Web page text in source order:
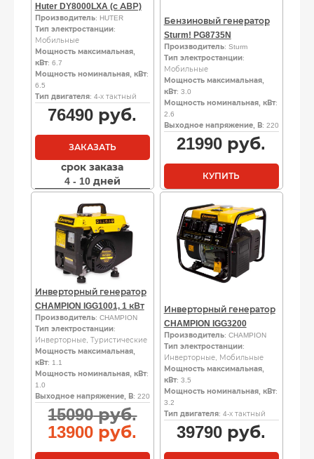
Huter DY8000LXA (с АВР)
Производитель: HUTER
Тип электростанции:
Мобильные
Мощность максимальная,
кВт: 6.7
Мощность номинальная, кВт:
6.5
Тип двигателя: 4-х тактный
76490 руб.
ЗАКАЗАТЬ
срок заказа
4 - 10 дней
Бензиновый генератор
Sturm! PG8735N
Производитель: Sturm
Тип электростанции:
Мобильные
Мощность максимальная,
кВт: 3.0
Мощность номинальная, кВт:
2.6
Выходное напряжение, В: 220
21990 руб.
КУПИТЬ
Инверторный генератор
CHAMPION IGG1001, 1 кВт
Производитель: CHAMPION
Тип электростанции:
Инверторные, Туристические
Мощность максимальная,
кВт: 1.1
Мощность номинальная, кВт:
1.0
Выходное напряжение, В: 220
15090руб.Первоначальная
цена
составляла
13900 руб. Текущая
цена:
Инверторный генератор
CHAMPION IGG3200
Производитель: CHAMPION
Тип электростанции:
Инверторные, Мобильные
Мощность максимальная,
кВт: 3.5
Мощность номинальная, кВт:
3.2
Тип двигателя: 4-х тактный
39790 руб.